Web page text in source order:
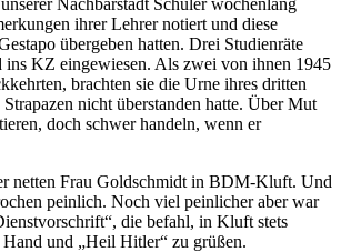
Nachbarstadt Schüler wochenlang
ihrer Lehrer notiert und diese
übergeben hatten. Drei Studienräte
ins KZ eingewiesen. Als zwei von ihnen 1945
brachten sie die Urne ihres dritten
nicht überstanden hatte. Über Mut
doch schwer handeln, wenn er
netten Frau Goldschmidt in BDM-Kluft. Und
peinlich. Noch viel peinlicher aber war
, die befahl, in Kluft stets
und
Heil Hitler
zu grüßen.